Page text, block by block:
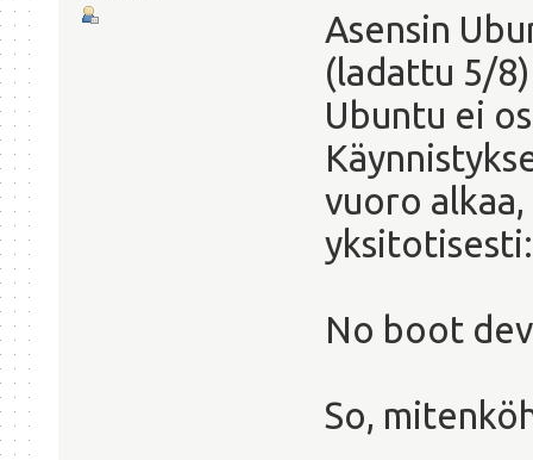
Asensin
(ladattu 5/
Ubuntu ei
vuoro
yksitotisesti:
No boot
So,